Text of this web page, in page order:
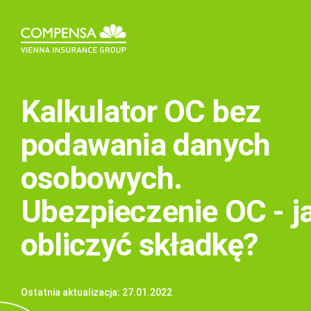
Kalkulator OC bez
podawania danych
osobowych.
Ubezpieczenie OC -
obliczyć składkę?
Ostatnia aktualizacja: 27.01.2022